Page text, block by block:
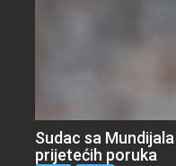
Sudac sa
prijetećih poruka